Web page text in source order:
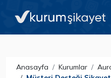
Anasayfa Kurumlar